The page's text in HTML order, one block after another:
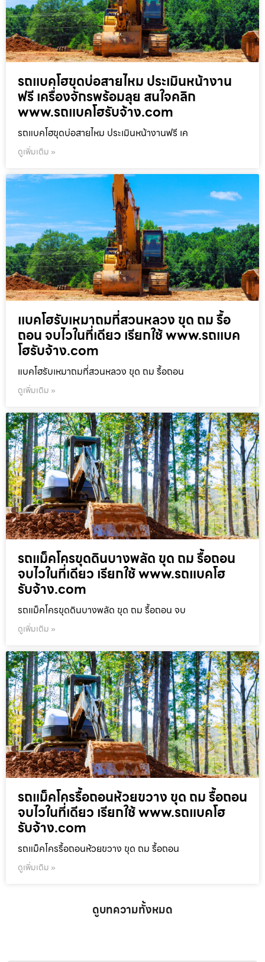
รถแบคโฮขุดบ่อสายไหม ประเมินหน้างาน
ฟรี เครื่องจักรพร้อมลุย สนใจคลิก
www.รถแบคโฮรับจ้าง.com
รถแบคโฮขุดบ่อสายไหม ประเมินหน้างานฟรี เค
ดูเพิ่มเติม »
แบคโฮรับเหมาถมที่สวนหลวง ขุด ถม รื้อ
ถอน จบไวในที่เดียว เรียกใช้ www.รถแบค
โฮรับจ้าง.com
แบคโฮรับเหมาถมที่สวนหลวง ขุด ถม รื้อถอน
ดูเพิ่มเติม »
รถแม็คโครขุดดินบางพลัด ขุด ถม รื้อถอน
จบไวในที่เดียว เรียกใช้ www.รถแบคโฮ
รับจ้าง.com
รถแม็คโครขุดดินบางพลัด ขุด ถม รื้อถอน จบ
ดูเพิ่มเติม »
รถแม็คโครรื้อถอนห้วยขวาง ขุด ถม รื้อถอน
จบไวในที่เดียว เรียกใช้ www.รถแบคโฮ
รับจ้าง.com
รถแม็คโครรื้อถอนห้วยขวาง ขุด ถม รื้อถอน
ดูเพิ่มเติม »
ดูบทความทั้งหมด